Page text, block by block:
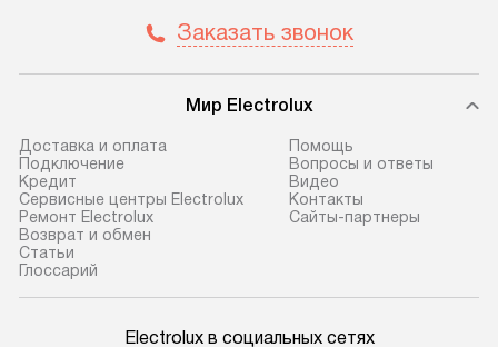
Заказать звонок
Мир Electrolux
Доставка и оплата
Подключение
Кредит
Сервисные центры Electrolux
Ремонт Electrolux
Возврат и обмен
Cтатьи
Глоссарий
Помощь
Вопросы и ответы
Видео
Контакты
Сайты-партнеры
Electrolux в социальных сетях